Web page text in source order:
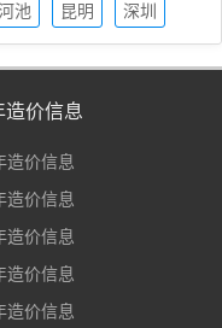
信息
信息
池
昆明
深圳
造价信息
造价信息
造价信息
造价信息
造价信息
造价信息